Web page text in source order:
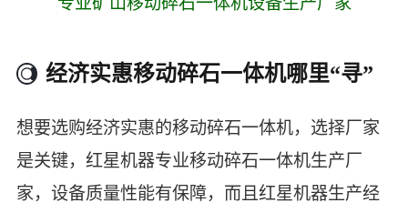
经济实惠移动碎石一体机哪里“寻”
想要选购经济实惠的移动碎石一体机，选择厂家
是关键，红星机器专业移动碎石一体机生产厂
家，设备质量性能有保障，而且红星机器生产经